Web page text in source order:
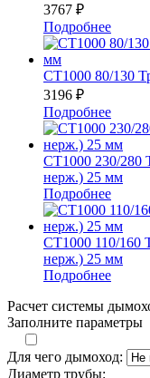
3767 ₽
Подробнее
СТ1000 80/130
3196 ₽
Подробнее
СТ1000 230/280
нерж.) 25 мм
Подробнее
СТ1000 110/160
нерж.) 25 мм
Подробнее
Расчет системы
Заполните параметры
Для чего дымоход:
Диаметр трубы: